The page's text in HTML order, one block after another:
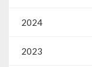
2024
2023